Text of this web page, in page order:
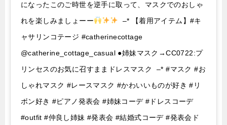
になったこのご時世を逆手に取って、マスクでのおしゃ
れを楽しみましょーー
–* 【着用アイテム】#キ
ャサリンコテージ #catherinecottage
@catherine_cottage_casual ●姉妹マスク→CC0722:プ
リンセスのお気に召すままドレスマスク –* #マスク #お
しゃれマスク #レースマスク #かわいいものが好き #リ
ボン好き #ピアノ発表会 #姉妹コーデ #ドレスコーデ
#outfit #仲良し姉妹 #発表会 #結婚式コーデ #発表会ド